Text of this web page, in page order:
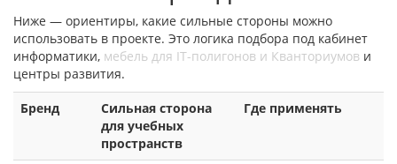
Ниже — ориентиры, какие сильные стороны можно
использовать в проекте. Это логика подбора под кабинет
информатики, мебель для IT-полигонов и Кванториумов и
центры развития.
Бренд
Сильная сторона
для учебных
пространств
Где применять